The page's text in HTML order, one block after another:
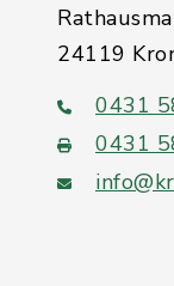
24119
0431
0431